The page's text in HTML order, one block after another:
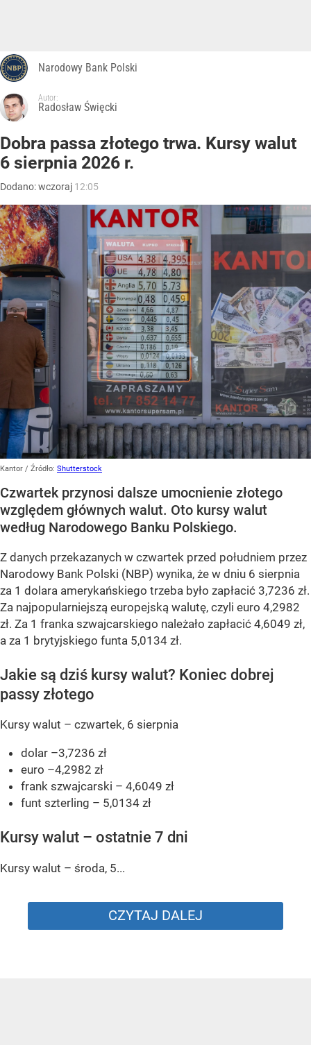
Narodowy Bank Polski
Autor:
Radosław Święcki
Dobra passa złotego trwa. Kursy walut
6 sierpnia 2026 r.
Dodano:wczoraj 12:05
Kantor / Źródło: Shutterstock
Czwartek przynosi dalsze umocnienie złotego
względem głównych walut. Oto kursy walut
według Narodowego Banku Polskiego.
Z danych przekazanych w czwartek przed południem przez
Narodowy Bank Polski (NBP) wynika, że w dniu 6 sierpnia
za 1 dolara amerykańskiego trzeba było zapłacić 3,7236 zł.
Za najpopularniejszą europejską walutę, czyli euro 4,2982
zł. Za 1 franka szwajcarskiego należało zapłacić 4,6049 zł,
a za 1 brytyjskiego funta 5,0134 zł.
Jakie są dziś kursy walut? Koniec dobrej
passy złotego
Kursy walut – czwartek, 6 sierpnia
dolar –3,7236 zł
euro –4,2982 zł
frank szwajcarski – 4,6049 zł
funt szterling – 5,0134 zł
Kursy walut – ostatnie 7 dni
Kursy walut – środa, 5...
CZYTAJ DALEJ